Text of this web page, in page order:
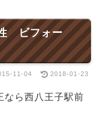
性 ビフォー
11-04 2018-01-23
なら西八王子駅前